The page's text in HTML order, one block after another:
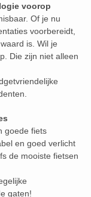
voorop
Of je nu
voorbereidt,
is. Wil je
Die zijn niet alleen
goede fiets
en goed verlicht
de mooiste fietsen
gaten!